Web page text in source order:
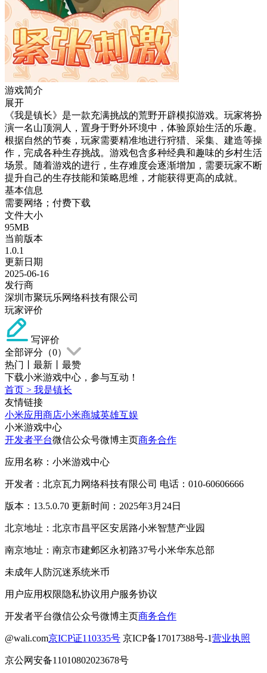
游戏简介
展开
《我是镇长》是一款充满挑战的荒野开辟模拟游戏。玩家将扮
演一名山顶洞人，置身于野外环境中，体验原始生活的乐趣。
根据自然的节奏，玩家需要精准地进行狩猎、采集、建造等操
作，完成各种生存挑战。游戏包含多种经典和趣味的乡村生活
场景。随着游戏的进行，生存难度会逐渐增加，需要玩家不断
提升自己的生存技能和策略思维，才能获得更高的成就。
基本信息
需要网络；付费下载
文件大小
95MB
当前版本
1.0.1
更新日期
2025-06-16
发行商
深圳市聚玩乐网络科技有限公司
玩家评价
写评价
全部评分（0）
热门
最新
最赞
下载小米游戏中心，参与互动！
首页 > 我是镇长
友情链接
小米应用商店小米商城英雄互娱
小米游戏中心
开发者平台微信公众号微博主页商务合作
应用名称：小米游戏中心
开发者：北京瓦力网络科技有限公司 电话：010-60606666
版本：13.5.0.70 更新时间：2025年3月24日
北京地址：北京市昌平区安居路小米智慧产业园
南京地址：南京市建邺区永初路37号小米华东总部
未成年人防沉迷系统米币
用户应用权限隐私协议用户服务协议
开发者平台微信公众号微博主页商务合作
@wali.com京ICP证110335号 京ICP备17017388号-1营业执照
京公网安备11010802023678号